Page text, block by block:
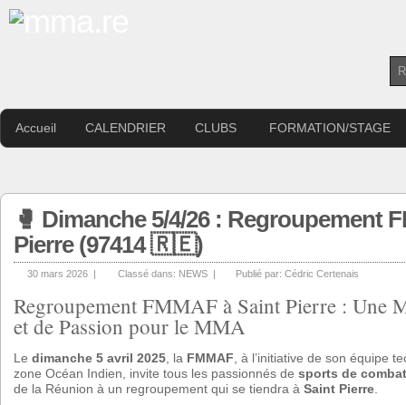
Accueil CALENDRIER CLUBS FORMATION/STAGE
🥊 Dimanche 5/4/26 : Regroupement
Pierre (97414 🇷🇪)
30 mars 2026 | Classé dans: NEWS | Publié par: Cédric Certenais
Regroupement FMMAF à Saint Pierre : Une
et de Passion pour le MMA
Le dimanche 5 avril 2025 , la FMMAF , à l’initiative de son équipe
zone Océan Indien, invite tous les passionnés de sports de combat
de la Réunion à un regroupement qui se tiendra à Saint Pierre